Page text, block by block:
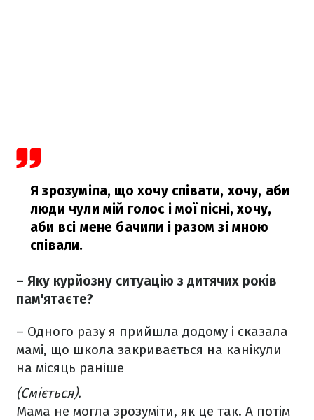
Я зрозуміла, що хочу співати, хочу, аби
люди чули мій голос і мої пісні, хочу,
аби всі мене бачили і разом зі мною
співали.
– Яку курйозну ситуацію з дитячих років
пам'ятаєте?
– Одного разу я прийшла додому і сказала
мамі, що школа закривається на канікули
на місяць раніше
(Сміється).
Мама не могла зрозуміти, як це так. А потім